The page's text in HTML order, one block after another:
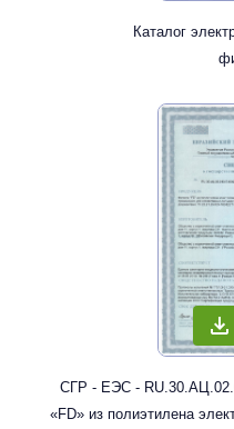
Каталог
СГР - ЕЭС -
«FD» из полиэтилена